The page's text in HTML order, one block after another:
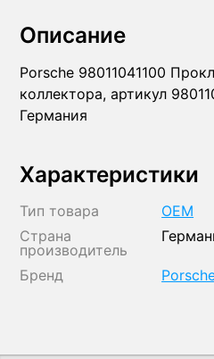
Описание
Porsche 98011041100
коллектора, артикул
Германия
Характеристики
Тип товара
OEM
Страна
производитель
Бренд